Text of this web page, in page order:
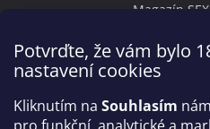
Potvrďte, že vám bylo
nastavení cookies
Kliknutím na Souhlasím
Magazín
Přijímáme